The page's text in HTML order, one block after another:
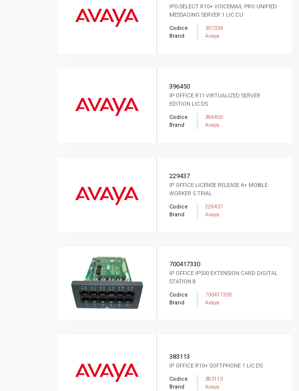
IPO-SELECT R10+ VOICEMAIL PRO UNIFIED
MESSAGING SERVER 1 LIC:CU
Codice
307334
Brand
Avaya
396450
IP OFFICE R11 VIRTUALIZED SERVER
EDITION LIC:DS
Codice
396450
Brand
Avaya
229437
IP OFFICE LICENSE RELEASE 6+ MOBILE
WORKER 5 TRIAL
Codice
229437
Brand
Avaya
700417330
IP OFFICE IP500 EXTENSION CARD DIGITAL
STATION 8
Codice
700417330
Brand
Avaya
383113
IP OFFICE R10+ SOFTPHONE 1 LIC:DS
Codice
383113
Brand
Avaya